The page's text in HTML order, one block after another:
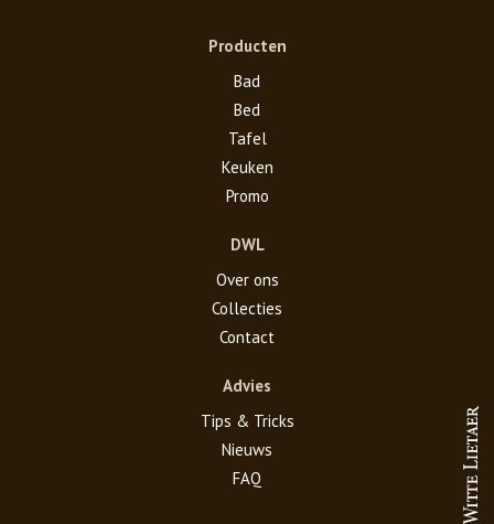
Producten
Bad
Bed
Tafel
Keuken
Promo
DWL
Over ons
Collecties
Contact
Advies
Tips & Tricks
Nieuws
FAQ